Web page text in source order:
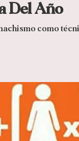
Del Año
como